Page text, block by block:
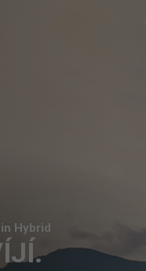
Hybrid